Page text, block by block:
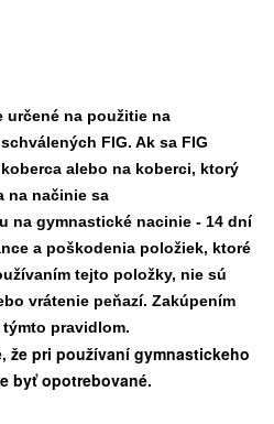
určené na použitie na
FIG. Ak sa FIG
alebo na koberci, ktorý
na načinie sa
na gymnastické nacinie - 14 dní
a poškodenia položiek, ktoré
tejto položky, nie sú
vrátenie peňazí. Zakúpením
pravidlom.
že pri používaní gymnastickeho
byť opotrebované.